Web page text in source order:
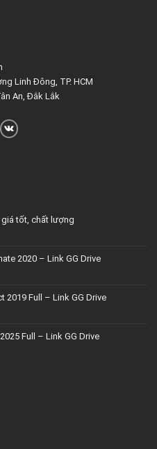
Linh Đông, TP. HCM
An, Đắk Lắk
giá tốt, chất lượng
2020 – Link GG Drive
Full – Link GG Drive
Full – Link GG Drive